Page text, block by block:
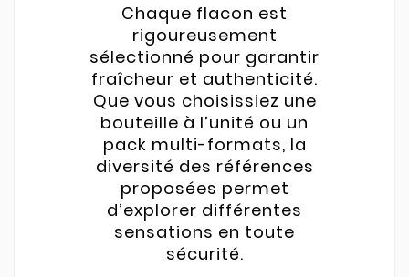
Chaque flacon est
rigoureusement
sélectionné pour garantir
fraîcheur et authenticité.
Que vous choisissiez une
bouteille à l’unité ou un
pack multi-formats, la
diversité des références
proposées permet
d’explorer différentes
sensations en toute
sécurité.